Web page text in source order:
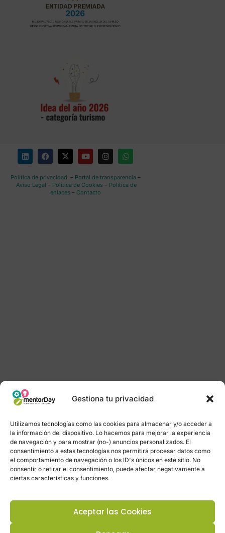
Gestiona tu privacidad
Utilizamos tecnologías como las cookies para almacenar y/o acceder a
la información del dispositivo. Lo hacemos para mejorar la experiencia
de navegación y para mostrar (no-) anuncios personalizados. El
consentimiento a estas tecnologías nos permitirá procesar datos como
el comportamiento de navegación o los ID's únicos en este sitio. No
consentir o retirar el consentimiento, puede afectar negativamente a
ciertas características y funciones.
Aceptar las Cookies
Política de privacidad – Portal de transparencia–
Aviso Legal – Política de Cookies – Política de
enlaces – Contacto